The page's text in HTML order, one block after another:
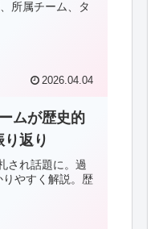
所属チーム、タ
2026.04.04
ムが歴史的
返り
され話題に。過
やすく解説。歴